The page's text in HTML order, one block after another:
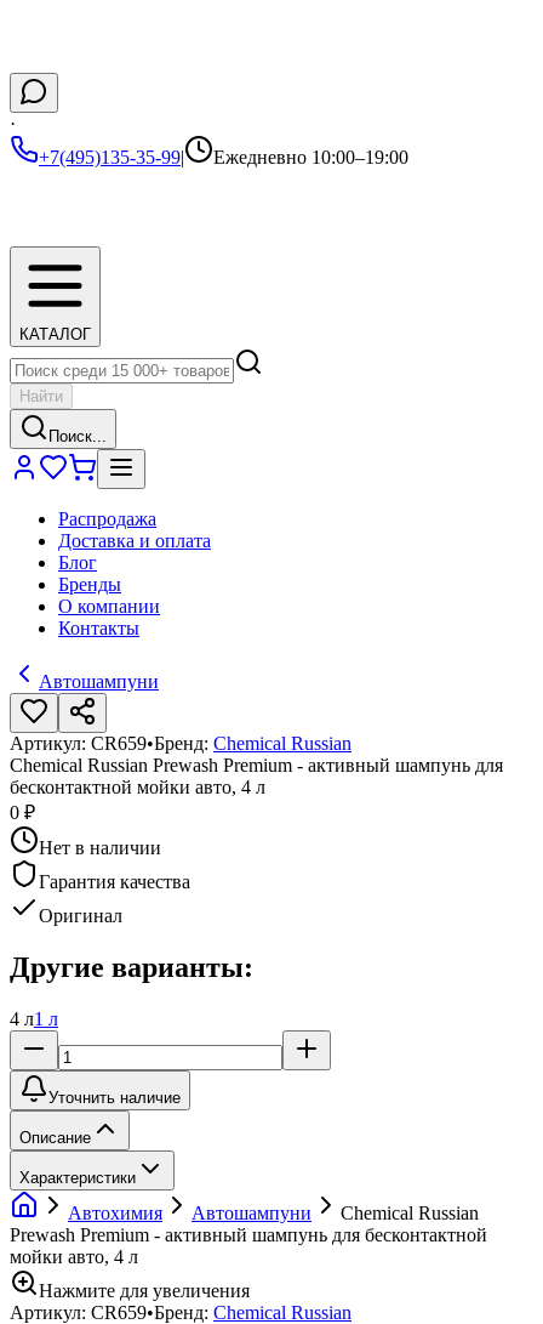
·
+7(495)135-35-99| Ежедневно 10:00–19:00
КАТАЛОГ
Найти
Поиск...
Распродажа
Доставка и оплата
Блог
Бренды
О компании
Контакты
Автошампуни
Артикул: CR659•Бренд: Chemical Russian
Chemical Russian Prewash Premium - активный шампунь для
бесконтактной мойки авто, 4 л
0 ₽
Нет в наличии
Гарантия качества
Оригинал
Другие варианты:
4 л1 л
Уточнить наличие
Описание
Характеристики
Автохимия Автошампуни
Chemical Russian
Prewash Premium - активный шампунь для бесконтактной
мойки авто, 4 л
Нажмите для увеличения
Артикул: CR659•Бренд: Chemical Russian